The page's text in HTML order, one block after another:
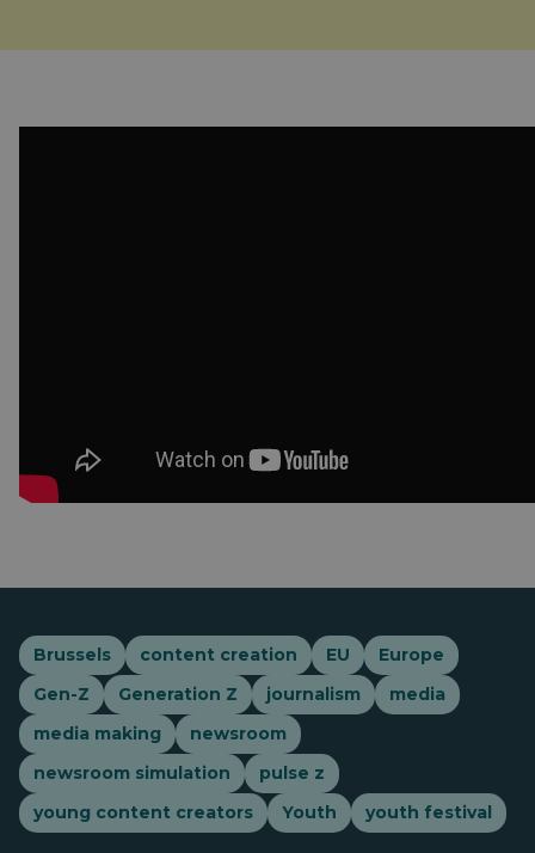
Brussels content creation EU
Europe
Gen-Z
Generation Z journalism
media
media making
newsroom
newsroom simulation
pulse z
young content creators
Youth youth festival